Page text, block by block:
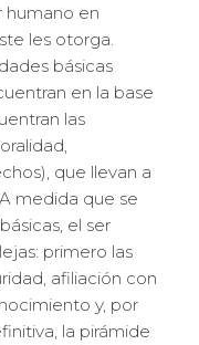
humano en
les otorga.
básicas
en la base
las
que llevan a
medida que se
el ser
primero las
afiliación con
y, por
la pirámide